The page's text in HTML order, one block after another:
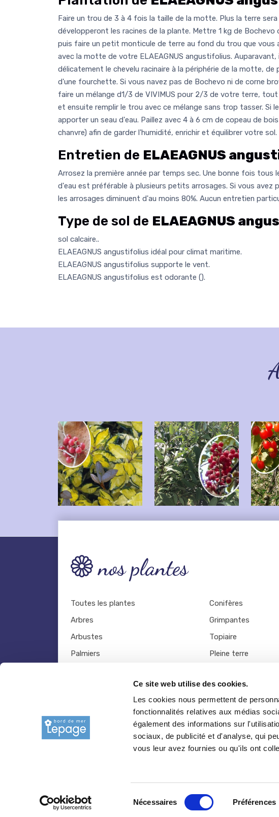
Ce site web utilise des cookies.
Les cookies nous permettent de
fonctionnalités relatives aux médias
également des informations sur
sociaux, de publicité et d'analyse, qui
vous leur avez fournies ou qu'ils ont
Nécessaires Préférences
Faire un trou de 3 à 4 fois la taille de la motte. Plus la terre sera
développeront les racines de la plante. Mettre 1 kg de Bochevo
puis faire un petit monticule de terre au fond du trou que vous
avec la motte de votre ELAEAGNUS angustifolius.
délicatement le chevelu racinaire à la périphérie de la motte, de
d'une fourchette. Si vous navez pas de Bochevo ni de corne
faire un mélange d1/3 de VIVIMUS pour 2/3 de votre terre,
et ensuite remplir le trou avec ce mélange sans trop tasser. Si
apporter un seau d'eau. Paillez avec 4 à 6 cm de copeau de
chanvre) afin de garder l'humidité, enrichir et équilibrer votre sol.
Entretien de ELAEAGNUS
Arrosez la première année par temps sec. Une bonne fois tous
d'eau est préférable à plusieurs petits arrosages. Si vous avez
les arrosages diminuent d'au moins 80%. Aucun entretien
Type de sol de ELAEAGNUS
sol calcaire..
ELAEAGNUS angustifolius idéal pour climat maritime.
ELAEAGNUS angustifolius supporte le vent.
ELAEAGNUS angustifolius est odorante ().
nos plantes
Toutes les plantes
Arbres
Arbustes
Palmiers
Rosiers
Conifères
Grimpantes
Topiaire
Pleine terre
Vivaces
Outils et
© 2026 copyright Pepiniere-bretagne.fr